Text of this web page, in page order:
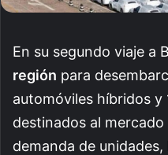
En su segundo viaje a
región para
automóviles híbridos y
destinados al
demanda de unidades,